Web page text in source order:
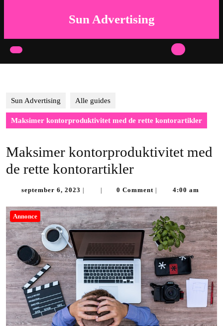
Sun Advertising
Open
Sun Advertising Alle guides
Maksimer kontorproduktivitet med de rette kontorartikler
Maksimer kontorproduktivitet med
de rette kontorartikler
september 6, 2023 september
2023
0 Comment 4:00 am
Annonce